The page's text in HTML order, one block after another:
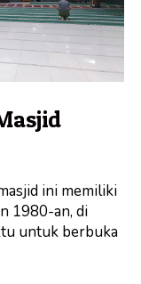
ini memiliki
1980-an, di
untuk berbuka